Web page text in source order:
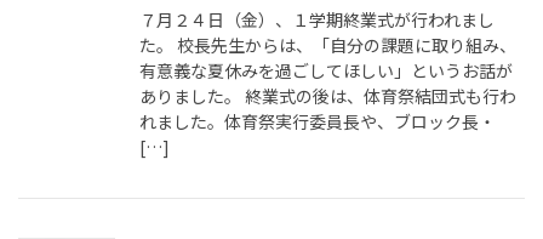
７月２４日（金）、１学期終業式が行われまし
た。 校長先生からは、「自分の課題に取り組み、
有意義な夏休みを過ごしてほしい」というお話が
ありました。 終業式の後は、体育祭結団式も行わ
れました。体育祭実行委員長や、ブロック長・
[…]